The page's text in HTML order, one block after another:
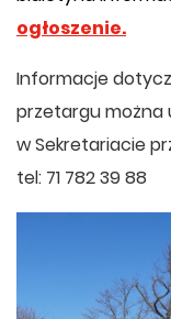
ogłoszenie.
Informacje
przetargu można
w Sekretariacie
tel: 71 782 39 88